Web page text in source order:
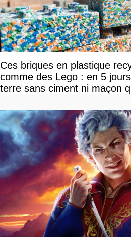
Ces briques en plastique
comme des Lego : en 5
terre sans ciment ni maçon